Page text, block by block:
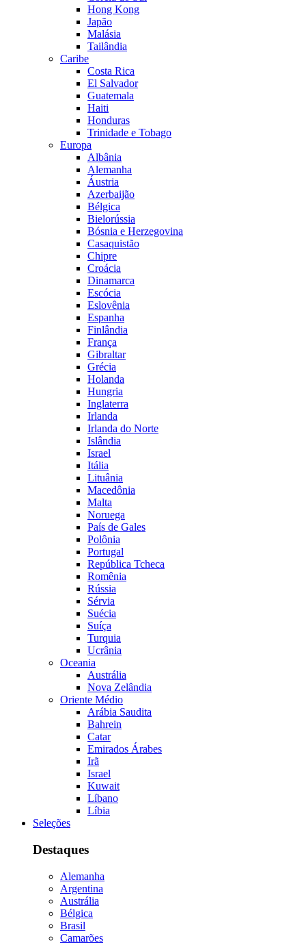
Hong Kong
Japão
Malásia
Tailândia
Caribe
Costa Rica
El Salvador
Guatemala
Haiti
Honduras
Trinidade e Tobago
Europa
Albânia
Alemanha
Áustria
Azerbaijão
Bélgica
Bielorússia
Bósnia e Herzegovina
Casaquistão
Chipre
Croácia
Dinamarca
Escócia
Eslovênia
Espanha
Finlândia
França
Gibraltar
Grécia
Holanda
Hungria
Inglaterra
Irlanda
Irlanda do Norte
Islândia
Israel
Itália
Lituânia
Macedônia
Malta
Noruega
País de Gales
Polônia
Portugal
República Tcheca
Romênia
Rússia
Sérvia
Suécia
Suíça
Turquia
Ucrânia
Oceania
Austrália
Nova Zelândia
Oriente Médio
Arábia Saudita
Bahrein
Catar
Emirados Árabes
Irã
Israel
Kuwait
Líbano
Líbia
Seleções
Destaques
Alemanha
Argentina
Austrália
Bélgica
Brasil
Camarões